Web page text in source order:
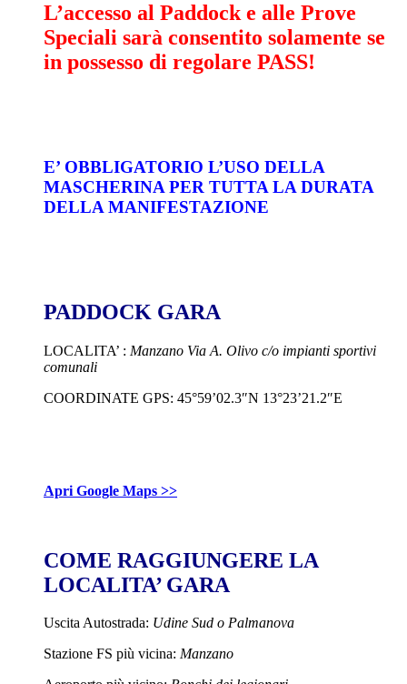
L’accesso al Paddock e alle Prove
Speciali sarà consentito solamente se
in possesso di regolare PASS!
E’ OBBLIGATORIO L’USO DELLA
MASCHERINA PER TUTTA LA DURATA
DELLA MANIFESTAZIONE
PADDOCK GARA
LOCALITA’ : Manzano Via A. Olivo c/o impianti sportivi
comunali
COORDINATE GPS: 45°59’02.3″N 13°23’21.2″E
Apri Google Maps >>
COME RAGGIUNGERE LA
LOCALITA’ GARA
Uscita Autostrada: Udine Sud o Palmanova
Stazione FS più vicina: Manzano